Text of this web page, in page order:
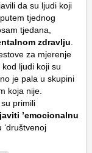
da su ljudi koji
tjednog
tjedana,
zdravlju.
za mjerenje
ljudi koji su
je pala u skupini
koja nije.
primili
’emocionalnu
‘društvenoj